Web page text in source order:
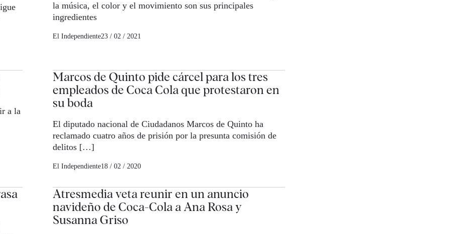
la música, el color y el movimiento son sus principales
ingredientes
El Independiente23 / 02 / 2021
a la
Marcos de Quinto pide cárcel para los tres
empleados de Coca Cola que protestaron en
su boda
El diputado nacional de Ciudadanos Marcos de Quinto ha
reclamado cuatro años de prisión por la presunta comisión de
delitos […]
El Independiente18 / 02 / 2020
Atresmedia veta reunir en un anuncio
navideño de Coca-Cola a Ana Rosa y
Susanna Griso